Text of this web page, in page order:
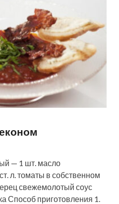
— 1 шт. масло
л. томаты в собственном
свежемолотый соус
Способ приготовления 1.